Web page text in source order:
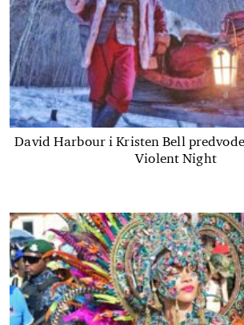
David Harbour i Kristen Bell
Violent Night